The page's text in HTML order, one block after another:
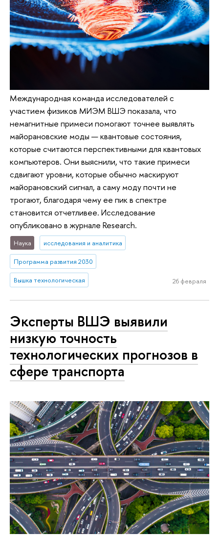
Международная команда исследователей с
участием физиков МИЭМ ВШЭ показала, что
немагнитные примеси помогают точнее выявлять
майорановские моды — квантовые состояния,
которые считаются перспективными для квантовых
компьютеров. Они выяснили, что такие примеси
сдвигают уровни, которые обычно маскируют
майорановский сигнал, а саму моду почти не
трогают, благодаря чему ее пик в спектре
становится отчетливее. Исследование
опубликовано в журнале Research.
Наука исследования и аналитика
Программа развития 2030
Вышка технологическая 26 февраля
Эксперты ВШЭ выявили
низкую точность
технологических прогнозов в
сфере транспорта